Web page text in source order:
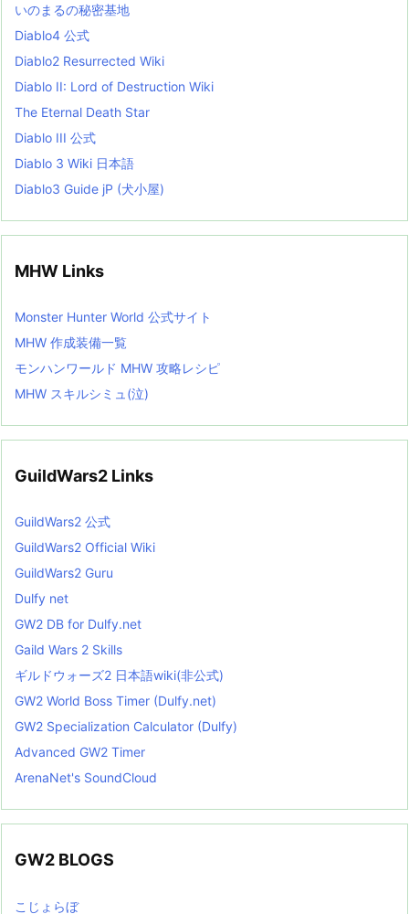
i
s
t
いのまるの秘密基地
Diablo4 公式
Diablo2 Resurrected Wiki
Diablo II: Lord of Destruction Wiki
The Eternal Death Star
Diablo III 公式
Diablo 3 Wiki 日本語
Diablo3 Guide jP (犬小屋)
MHW Links
Monster Hunter World 公式サイト
MHW 作成装備一覧
モンハンワールド MHW 攻略レシピ
MHW スキルシミュ(泣)
GuildWars2 Links
GuildWars2 公式
GuildWars2 Official Wiki
GuildWars2 Guru
Dulfy net
GW2 DB for Dulfy.net
Gaild Wars 2 Skills
ギルドウォーズ2 日本語wiki(非公式)
GW2 World Boss Timer (Dulfy.net)
GW2 Specialization Calculator (Dulfy)
Advanced GW2 Timer
ArenaNet's SoundCloud
GW2 BLOGS
こじょらぼ